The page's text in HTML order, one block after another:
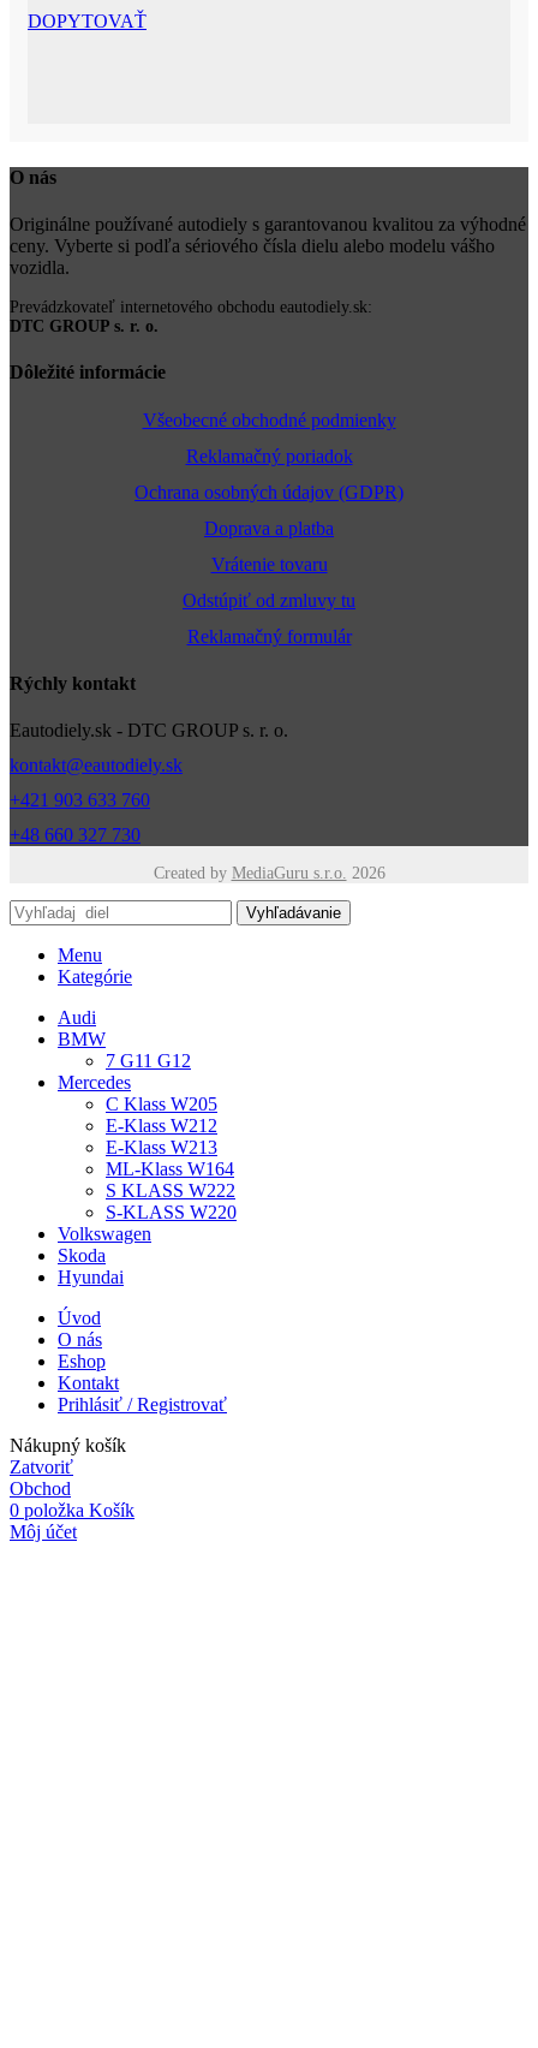
DOPYTOVAŤ
O nás
Originálne používané autodiely s garantovanou kvalitou za výhodné
ceny. Vyberte si podľa sériového čísla dielu alebo modelu vášho
vozidla.
Prevádzkovateľ internetového obchodu eautodiely.sk:
DTC GROUP s. r. o.
Dôležité informácie
Všeobecné obchodné podmienky
Reklamačný poriadok
Ochrana osobných údajov (GDPR)
Doprava a platba
Vrátenie tovaru
Odstúpiť od zmluvy tu
Reklamačný formulár
Rýchly kontakt
Eautodiely.sk - DTC GROUP s. r. o.
kontakt@eautodiely.sk
+421 903 633 760
+48 660 327 730
Created by MediaGuru s.r.o. 2026
Vyhľadávanie
Menu
Kategórie
Audi
BMW
7 G11 G12
Mercedes
C Klass W205
E-Klass W212
E-Klass W213
ML-Klass W164
S KLASS W222
S-KLASS W220
Volkswagen
Skoda
Hyundai
Úvod
O nás
Eshop
Kontakt
Prihlásiť / Registrovať
Nákupný košík
Zatvoriť
Obchod
0 položka Košík
Môj účet